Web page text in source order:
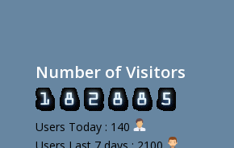
Number of Visitors